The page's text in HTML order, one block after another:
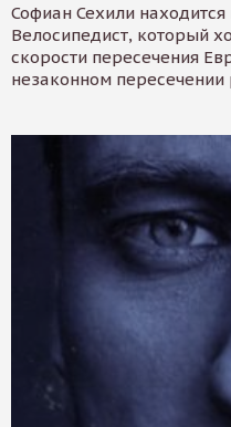
Софиан Сехили
Велосипедист, который
скорости пересечения
незаконном